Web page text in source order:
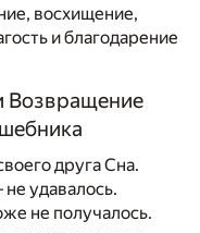
восхищение,
и благодарение
Возвращение
друга Сна.
не удавалось.
не получалось.